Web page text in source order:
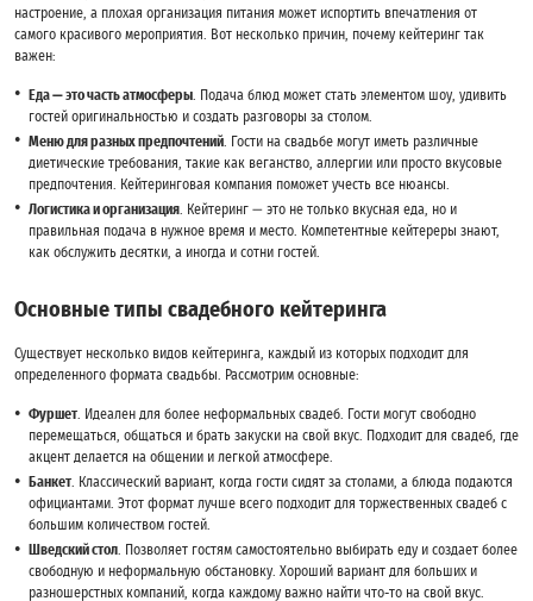
настроение, а плохая организация питания может испортить впечатления от
самого красивого мероприятия. Вот несколько причин, почему кейтеринг так
важен:
Еда — это часть атмосферы . Подача блюд может стать элементом шоу, удивить
гостей оригинальностью и создать разговоры за столом.
Меню для разных предпочтений . Гости на свадьбе могут иметь различные
диетические требования, такие как веганство, аллергии или просто вкусовые
предпочтения. Кейтеринговая компания поможет учесть все нюансы.
Логистика и организация . Кейтеринг — это не только вкусная еда, но и
правильная подача в нужное время и место. Компетентные кейтереры знают,
как обслужить десятки, а иногда и сотни гостей.
Основные типы свадебного кейтеринга
Существует несколько видов кейтеринга, каждый из которых подходит для
определенного формата свадьбы. Рассмотрим основные:
Фуршет. Идеален для более неформальных свадеб. Гости могут свободно
перемещаться, общаться и брать закуски на свой вкус. Подходит для свадеб, где
акцент делается на общении и легкой атмосфере.
Банкет. Классический вариант, когда гости сидят за столами, а блюда подаются
официантами. Этот формат лучше всего подходит для торжественных свадеб с
большим количеством гостей.
Шведский стол . Позволяет гостям самостоятельно выбирать еду и создает более
свободную и неформальную обстановку. Хороший вариант для больших и
разношерстных компаний, когда каждому важно найти что-то на свой вкус.